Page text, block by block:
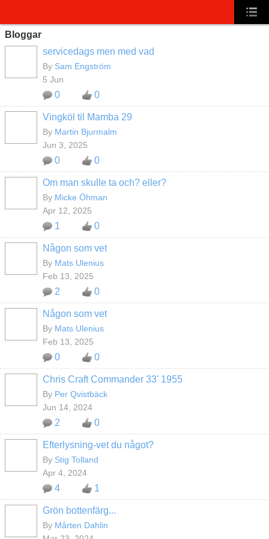
Bloggar
servicedags men med vad
By Sam Engström
5 Jun
0 0
Vingköl til Mamba 29
By Martin Bjurmalm
Jun 3, 2025
0 0
Om man skulle ta och? eller?
By Micke Öhman
Apr 12, 2025
1 0
Någon som vet
By Mats Ulenius
Feb 13, 2025
2 0
Någon som vet
By Mats Ulenius
Feb 13, 2025
0 0
Chris Craft Commander 33' 1955
By Per Qvistbäck
Jun 14, 2024
2 0
Efterlysning-vet du något?
By Stig Tolland
Apr 4, 2024
4 1
Grön bottenfärg...
By Mårten Dahlin